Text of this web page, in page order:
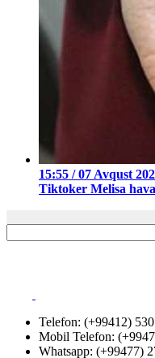
15:55 / 07 Avqust
Tiktoker Melisa hava
Telefon: (+99412)
Mobil Telefon:
Whatsapp: (+99477)